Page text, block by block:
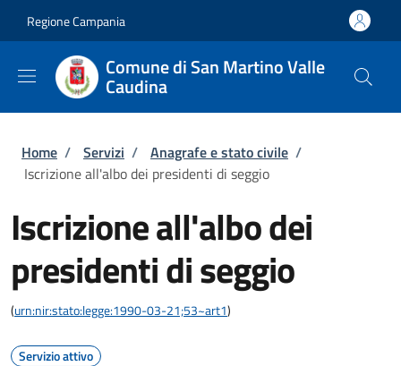
Regione Campania
Comune di San Martino Valle
Caudina
Briciole di pane
Home / Servizi / Anagrafe e stato civile /
Iscrizione all'albo dei presidenti di seggio
Iscrizione all'albo dei
presidenti di seggio
(urn:nir:stato:legge:1990-03-21;53~art1)
Servizio attivo